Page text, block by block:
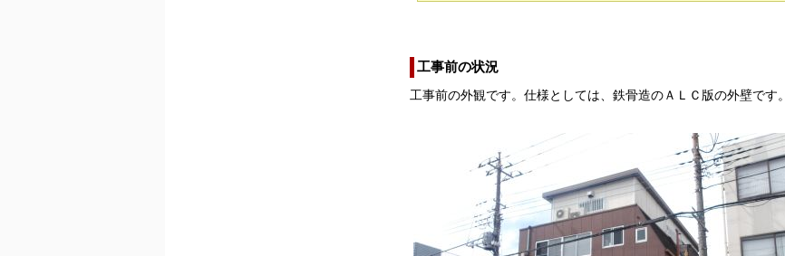
工事前の状況
工事前の外観です。仕様としては、鉄骨造のＡＬＣ版の外壁です。